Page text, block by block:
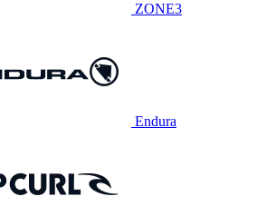
ZONE3
Endura